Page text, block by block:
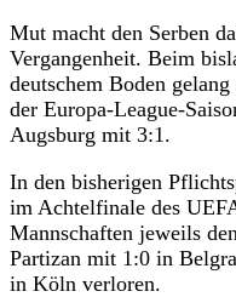
Mut macht den Serben
Vergangenheit. Beim
deutschem Boden
der Europa-League-
Augsburg mit 3:1.
In den bisherigen
im Achtelfinale des
Mannschaften jeweils
Partizan mit 1:0 in
in Köln verloren.